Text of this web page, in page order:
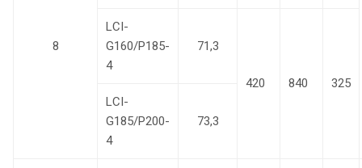
8
LCI-
G160/P185-
4
71,3
420 840
325
LCI-
G185/P200-
4
73,3